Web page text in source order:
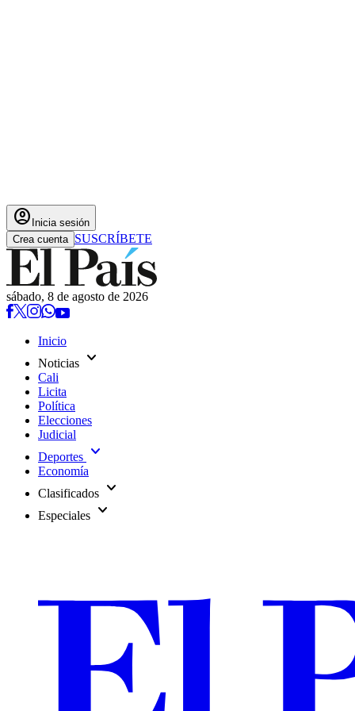
account_circle Inicia sesión
Crea cuenta SUSCRÍBETE
sábado, 8 de agosto de 2026
Inicio
Noticias expand_more
Cali
Licita
Política
Elecciones
Judicial
Deportes expand_more
Economía
Clasificados expand_more
Especiales expand_more